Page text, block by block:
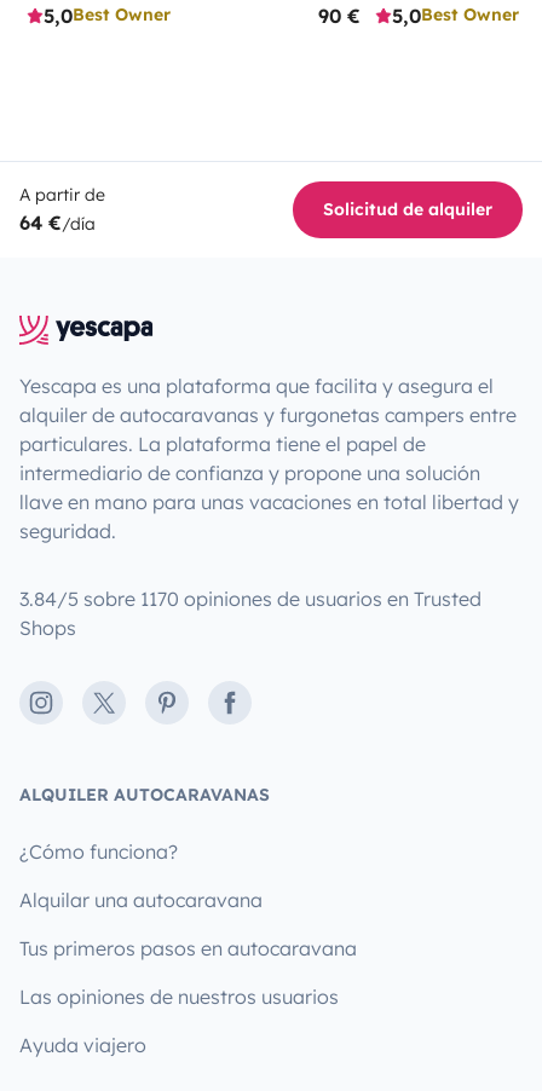
5,0Best Owner 90 €
5,0Best Owner
A partir de
64 €/día
Solicitud de alquiler
Yescapa es una plataforma que facilita y asegura el
alquiler de autocaravanas y furgonetas campers entre
particulares. La plataforma tiene el papel de
intermediario de confianza y propone una solución
llave en mano para unas vacaciones en total libertad y
seguridad.
3.84/5 sobre 1170 opiniones de usuarios en Trusted
Shops
Instagram
X PinterestFacebook
ALQUILER AUTOCARAVANAS
¿Cómo funciona?
Alquilar una autocaravana
Tus primeros pasos en autocaravana
Las opiniones de nuestros usuarios
Ayuda viajero